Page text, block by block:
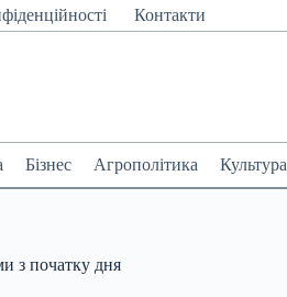
Контакти
Бізнес Агрополітика Культура
з початку дня